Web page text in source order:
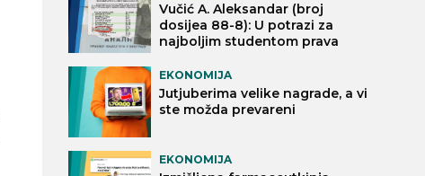
Vučić A. Aleksandar (broj
dosijea 88-8): U potrazi za
najboljim studentom prava
EKONOMIJA
Jutjuberima velike nagrade, a vi
ste možda prevareni
EKONOMIJA